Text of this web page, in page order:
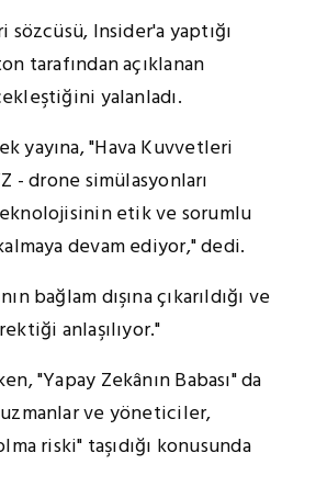
Insider'a yaptığı
tarafından açıklanan
yalanladı.
yayına, "Hava Kuvvetleri
- drone simülasyonları
etik ve sorumlu
devam ediyor," dedi.
bağlam dışına çıkarıldığı ve
anlaşılıyor."
"Yapay Zekânın Babası" da
ve yöneticiler,
riski" taşıdığı konusunda